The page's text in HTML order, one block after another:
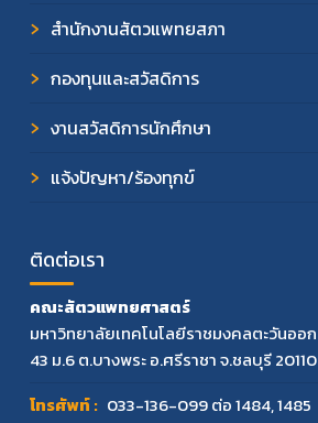
สำนักงานสัตวแพทยสภา
กองทุนและสวัสดิการ
งานสวัสดิการนักศึกษา
แจ้งปัญหา/ร้องทุกข์
ติดต่อเรา
คณะสัตวแพทยศาสตร์
มหาวิทยาลัยเทคโนโลยีราชมงคลตะวันออก
43 ม.6 ต.บางพระ อ.ศรีราชา จ.ชลบุรี 20110
โทรศัพท์ : 033-136-099ต่อ 1484, 1485